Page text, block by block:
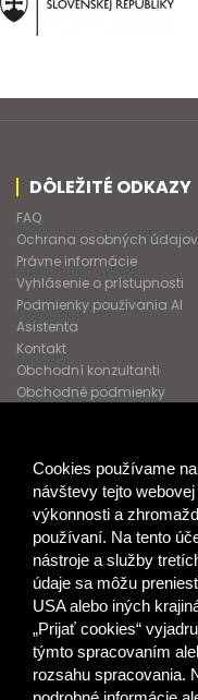
Cookies používame
návštevy tejto
výkonnosti a
používaní. Na tento
nástroje a služby
údaje sa môžu
USA alebo iných
„Prijať cookies“
týmto spracovaním
rozsahu spracovania.
DÔLEŽITÉ ODKAZY
FAQ
Ochrana osobných údajov
Právne informácie
Vyhlásenie o prístupnosti
Podmienky používania AI
Asistenta
Kontakt
Obchodní konzultanti
Obchodné podmienky
SPOLUPRACUJEME
Podporujeme
Naše projekty
Spolupracujeme
Pošlite nám správu
NÁKUP